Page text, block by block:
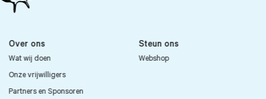
Over ons
Wat wij doen
Onze vrijwilligers
Partners en Sponsoren
Steun ons
Webshop